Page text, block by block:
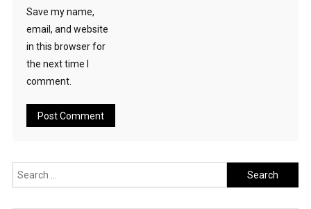
Save my name,
email, and website
in this browser for
the next time I
comment.
Search
for: